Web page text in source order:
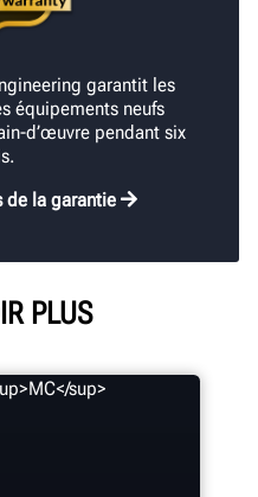
garantit les
équipements neufs
d’œuvre pendant six
de la garantie
PLUS